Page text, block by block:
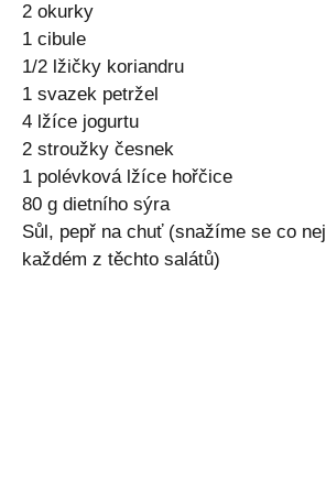
2 okurky
1 cibule
1/2 lžičky koriandru
1 svazek petržel
4 lžíce jogurtu
2 stroužky česnek
1 polévková lžíce hořčice
80 g dietního sýra
Sůl, pepř na chuť (snažíme se co
každém z těchto salátů)